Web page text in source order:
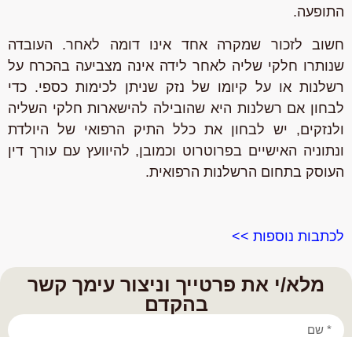
מלא/י את פרטייך וניצור עימך קשר
בהקדם
התופעה.
חשוב לזכור שמקרה אחד אינו דומה לאחר. העובדה
שנותרו חלקי שליה לאחר לידה אינה מצביעה בהכרח על
רשלנות או על קיומו של נזק שניתן לכימות כספי. כדי
לבחון אם רשלנות היא שהובילה להישארות חלקי השליה
ולנזקים, יש לבחון את כלל התיק הרפואי של היולדת
ונתוניה האישיים בפרוטרוט וכמובן, להיוועץ עם עורך דין
העוסק בתחום הרשלנות הרפואית.
לכתבות נוספות >>